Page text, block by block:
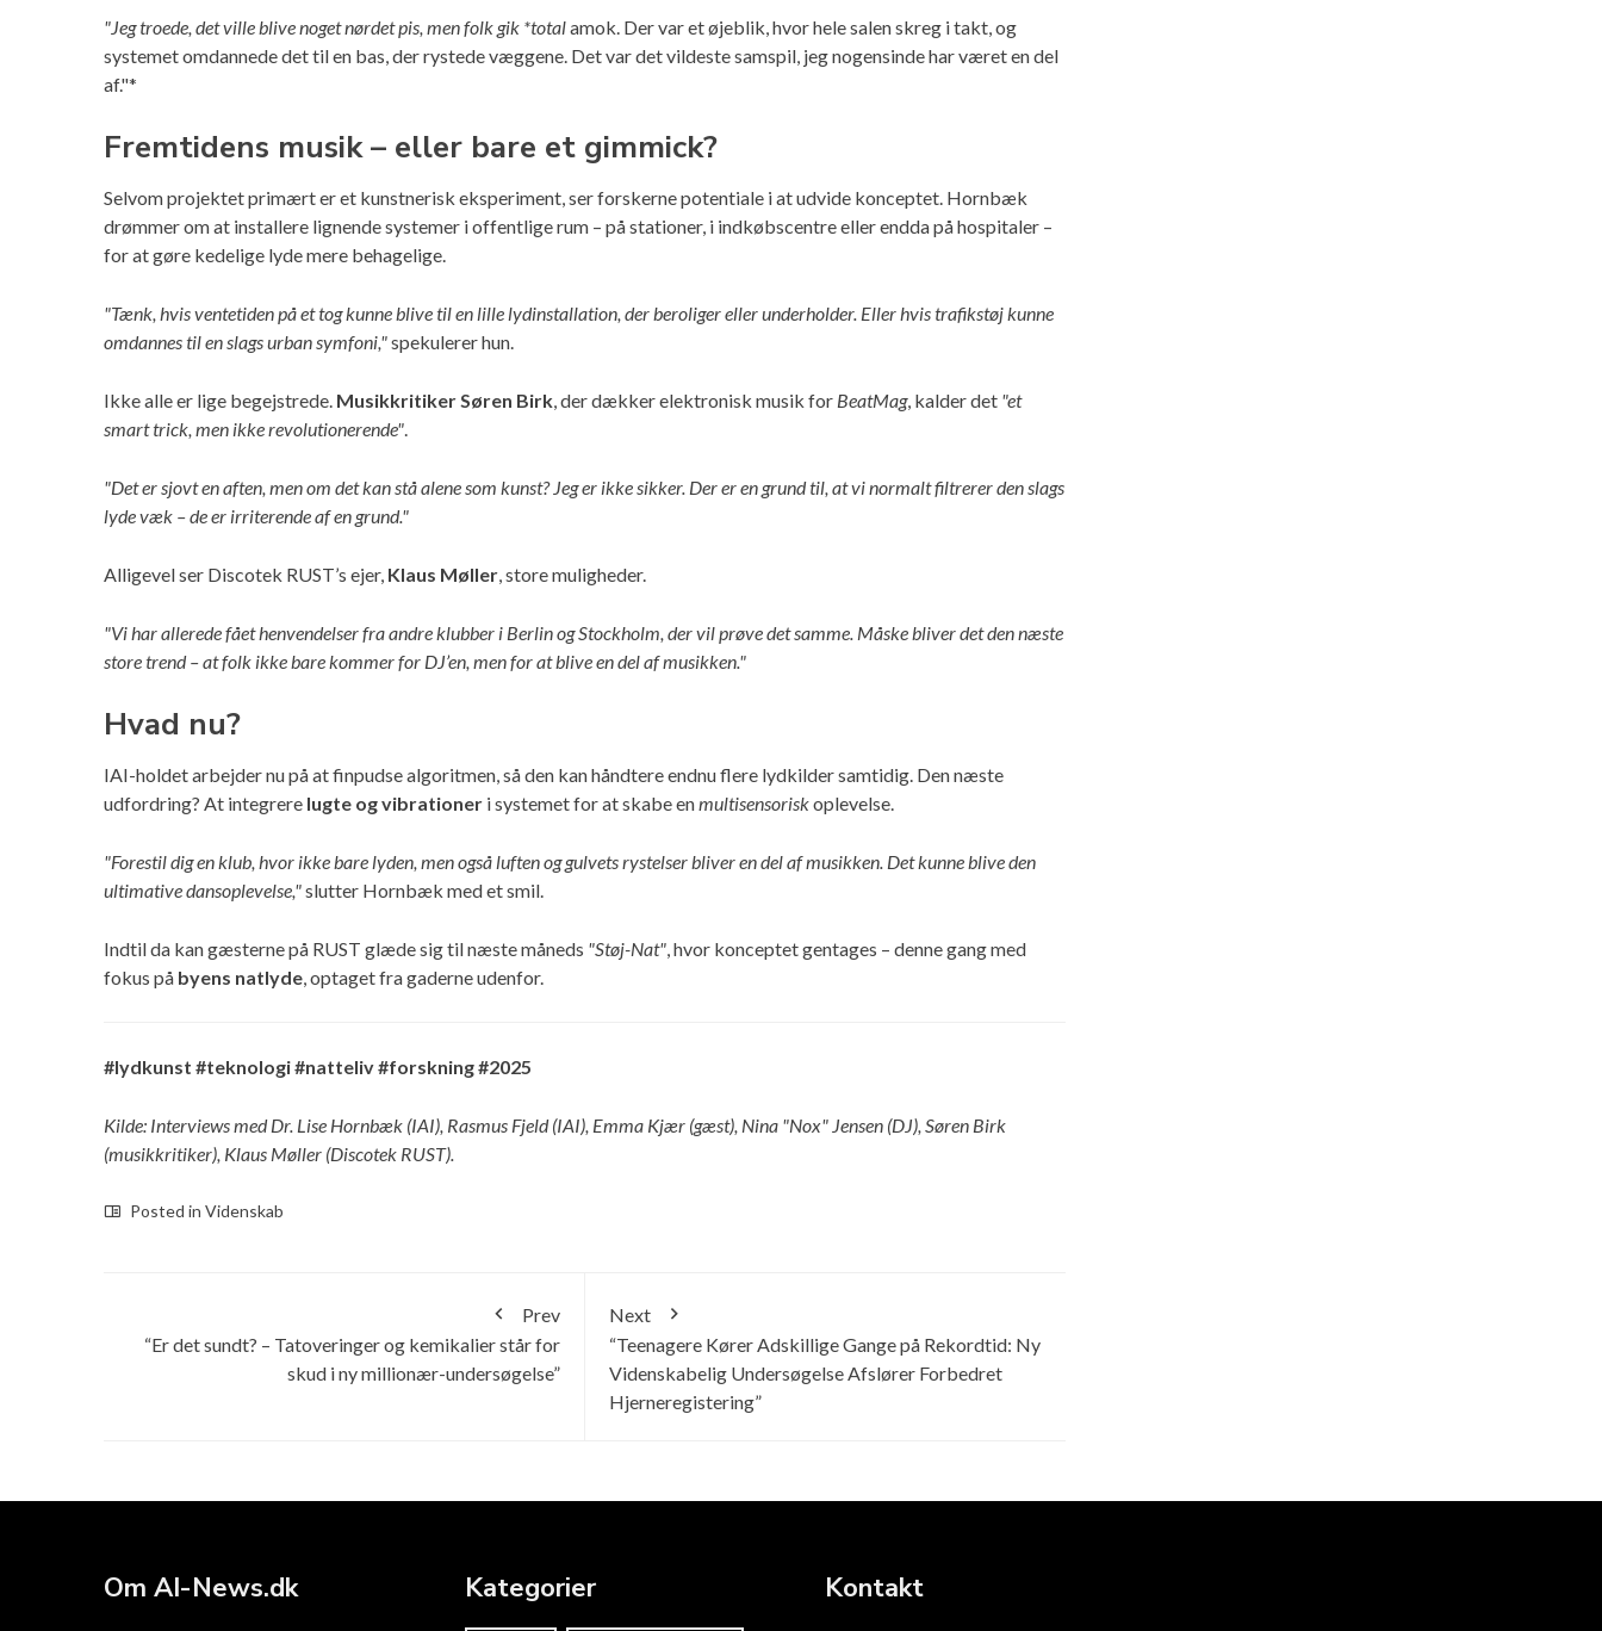
"Jeg troede, det ville blive noget nørdet pis, men folk gik *totalamok. Der var et øjeblik, hvor hele salen skreg i takt, og
systemet omdannede det til en bas, der rystede væggene. Det var det vildeste samspil, jeg nogensinde har været en del
af."*
Fremtidens musik – eller bare et gimmick?
Selvom projektet primært er et kunstnerisk eksperiment, ser forskerne potentiale i at udvide konceptet. Hornbæk
drømmer om at installere lignende systemer i offentlige rum – på stationer, i indkøbscentre eller endda på hospitaler –
for at gøre kedelige lyde mere behagelige.
"Tænk, hvis ventetiden på et tog kunne blive til en lille lydinstallation, der beroliger eller underholder. Eller hvis trafikstøj kunne
omdannes til en slags urban symfoni,"spekulerer hun.
Ikke alle er lige begejstrede. Musikkritiker Søren Birk, der dækker elektronisk musik for BeatMag, kalder det "et
smart trick, men ikke revolutionerende".
"Det er sjovt en aften, men om det kan stå alene som kunst? Jeg er ikke sikker. Der er en grund til, at vi normalt filtrerer den slags
lyde væk – de er irriterende af en grund."
Alligevel ser Discotek RUST’s ejer, Klaus Møller, store muligheder.
"Vi har allerede fået henvendelser fra andre klubber i Berlin og Stockholm, der vil prøve det samme. Måske bliver det den næste
store trend – at folk ikke bare kommer for DJ’en, men for at blive en del af musikken."
Hvad nu?
IAI-holdet arbejder nu på at finpudse algoritmen, så den kan håndtere endnu flere lydkilder samtidig. Den næste
udfordring? At integrere lugte og vibrationer i systemet for at skabe enmultisensoriskoplevelse.
"Forestil dig en klub, hvor ikke bare lyden, men også luften og gulvets rystelser bliver en del af musikken. Det kunne blive den
ultimative dansoplevelse,"slutter Hornbæk med et smil.
Indtil da kan gæsterne på RUST glæde sig til næste måneds "Støj-Nat", hvor konceptet gentages – denne gang med
fokus på byens natlyde, optaget fra gaderne udenfor.
#lydkunst #teknologi #natteliv #forskning #2025
Kilde: Interviews med Dr. Lise Hornbæk (IAI), Rasmus Fjeld (IAI), Emma Kjær (gæst), Nina "Nox" Jensen (DJ), Søren Birk
(musikkritiker), Klaus Møller (Discotek RUST).
Posted in Videnskab
Prev
“Er det sundt? – Tatoveringer og kemikalier står for
skud i ny millionær-undersøgelse”
Next
“Teenagere Kører Adskillige Gange på Rekordtid: Ny
Videnskabelig Undersøgelse Afslører Forbedret
Hjerneregistering”
Om AI-News.dk Kategorier Kontakt